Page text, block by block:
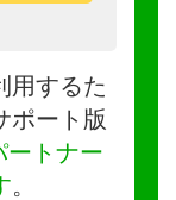
用するた
ポート版
ートナー
。